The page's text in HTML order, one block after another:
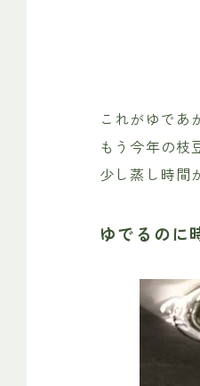
これがゆであ
もう今年の枝
少し蒸し時間
ゆでるのに